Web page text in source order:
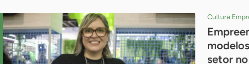
Cultura
setor